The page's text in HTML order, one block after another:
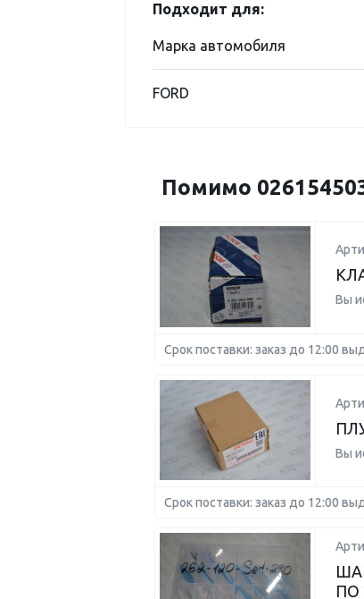
Подходит для:
Марка автомобиля
FORD
Помимо
Вы
Срок поставки: заказ до 12:00
Вы
Срок поставки: заказ до 12:00
ПО